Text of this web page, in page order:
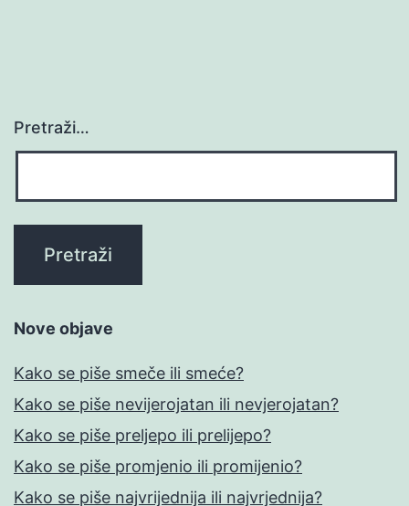
Pretraži…
Nove objave
Kako se piše smeče ili smeće?
Kako se piše nevijerojatan ili nevjerojatan?
Kako se piše preljepo ili prelijepo?
Kako se piše promjenio ili promijenio?
Kako se piše najvrijednija ili najvrjednija?